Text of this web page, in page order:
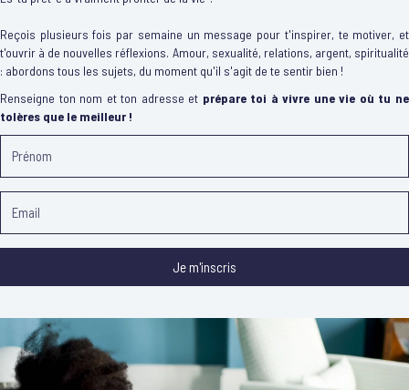
Reçois plusieurs fois par semaine un message pour t'inspirer, te motiver, et
t'ouvrir à de nouvelles réflexions. Amour, sexualité, relations, argent, spiritualité
: abordons tous les sujets, du moment qu'il s'agit de te sentir bien !
Renseigne ton nom et ton adresse et prépare toi à vivre une vie où tu ne
tolères que le meilleur !
Je m'inscris